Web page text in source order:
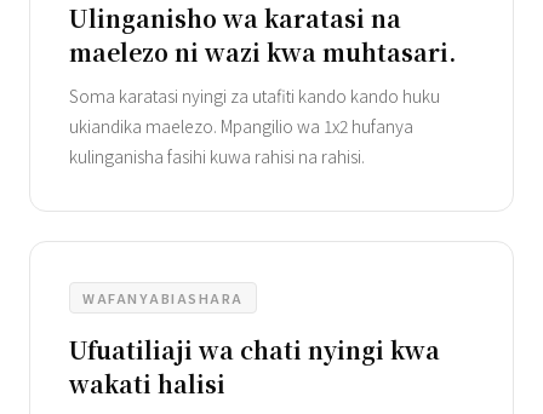
Ulinganisho wa karatasi na
maelezo ni wazi kwa muhtasari.
Soma karatasi nyingi za utafiti kando kando huku
ukiandika maelezo. Mpangilio wa 1x2 hufanya
kulinganisha fasihi kuwa rahisi na rahisi.
WAFANYABIASHARA
Ufuatiliaji wa chati nyingi kwa
wakati halisi